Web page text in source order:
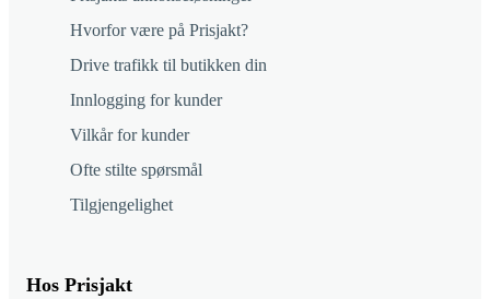
Hvorfor være på Prisjakt?
Drive trafikk til butikken din
Innlogging for kunder
Vilkår for kunder
Ofte stilte spørsmål
Tilgjengelighet
Hos Prisjakt